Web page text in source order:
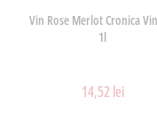
Vin Rose Merlot Cronica
1l
14,52 lei